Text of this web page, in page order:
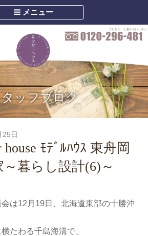
メニュー
ッフブログ
25日
house ﾓﾃﾞﾙﾊｳｽ 東舟岡
～暮らし設計(6)～
は12月19日、北海道東部の十勝沖
たわる千島海溝で、